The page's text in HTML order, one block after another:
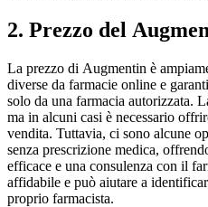
2. Prezzo del
La prezzo di Augmentin è
diverse da farmacie online e
solo da una farmacia autorizzata.
ma in alcuni casi è necessario
vendita. Tuttavia, ci sono alcune
senza prescrizione medica,
efficace e una consulenza con il
affidabile e può aiutare a
proprio farmacista.